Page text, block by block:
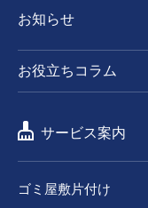
お知らせ
お役立ちコラム
サービス案内
ゴミ屋敷片付け